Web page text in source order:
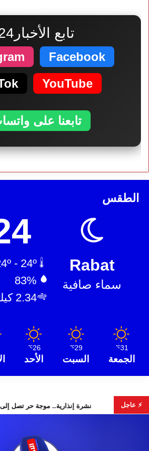
تابع الأخبار24
Facebook
YouTube
تابعنا على
الطقس
Rabat
سماء صافية
83%
2.34 كيلومتر/ساعة
31
℃
الجمعة
29
℃
السبت
26
℃
الأحد
⚡ عاجلعن هويات الضحايا نشرة إنذارية.. موجة حر تصل